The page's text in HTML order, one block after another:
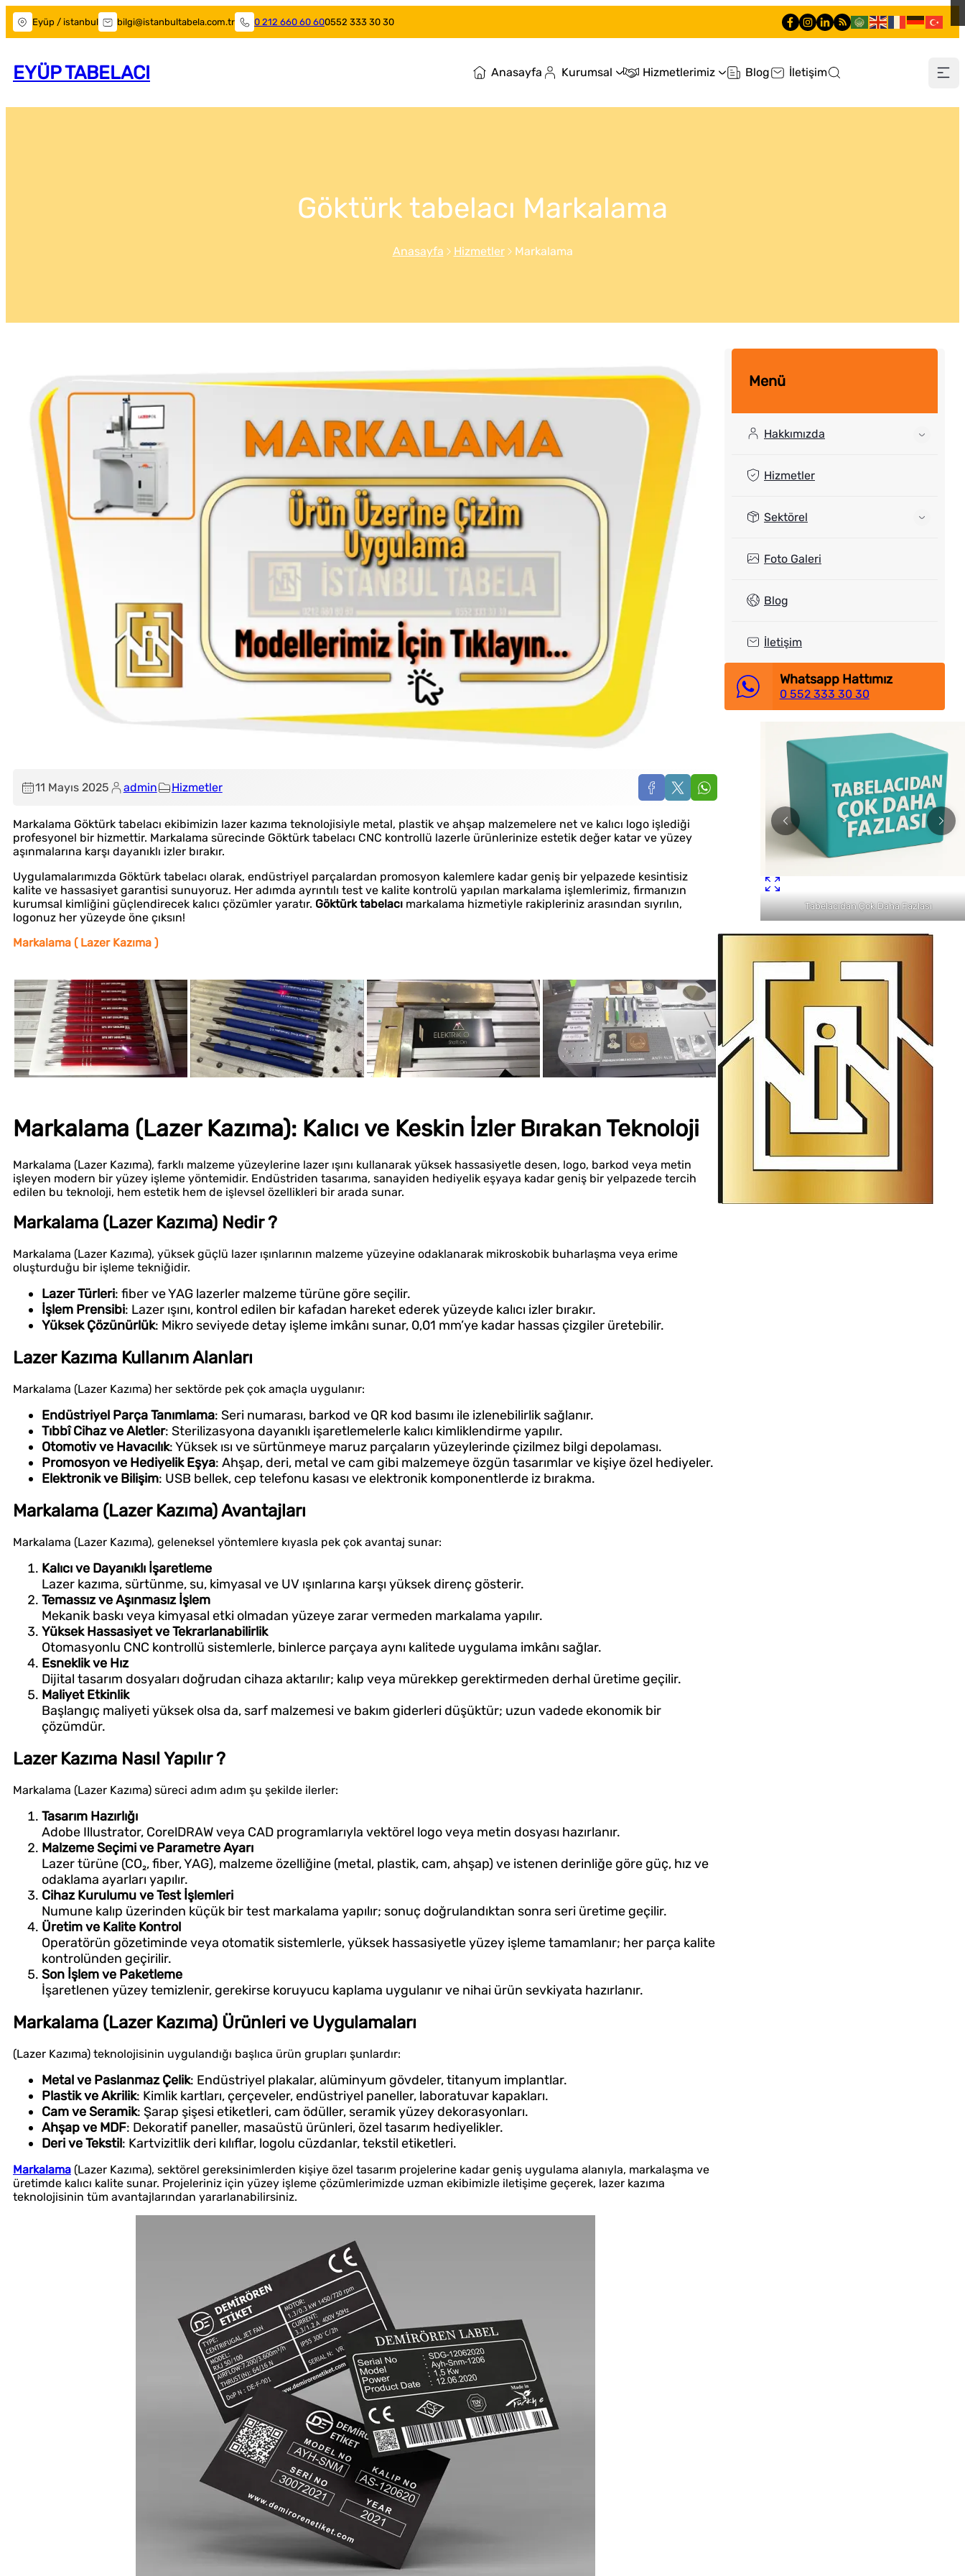
Eyüp / istanbul bilgi@istanbultabela.com.tr 0 212 660 60 600552 333 30 30
EYÜP TABELACI Anasayfa Kurumsal Hizmetlerimiz Blog İletişim
Göktürk tabelacı Markalama
Anasayfa Hizmetler Markalama
11 Mayıs 2025 admin Hizmetler
Markalama Göktürk tabelacı ekibimizin lazer kazıma teknolojisiyle metal, plastik ve ahşap malzemelere net ve kalıcı logo işlediği
profesyonel bir hizmettir. Markalama sürecinde Göktürk tabelacı CNC kontrollü lazerle ürünlerinize estetik değer katar ve yüzey
aşınmalarına karşı dayanıklı izler bırakır.
Uygulamalarımızda Göktürk tabelacı olarak, endüstriyel parçalardan promosyon kalemlere kadar geniş bir yelpazede kesintisiz
kalite ve hassasiyet garantisi sunuyoruz. Her adımda ayrıntılı test ve kalite kontrolü yapılan markalama işlemlerimiz, firmanızın
kurumsal kimliğini güçlendirecek kalıcı çözümler yaratır. Göktürk tabelacı markalama hizmetiyle rakipleriniz arasından sıyrılın,
logonuz her yüzeyde öne çıksın!
Markalama ( Lazer Kazıma )
Markalama (Lazer Kazıma): Kalıcı ve Keskin İzler Bırakan Teknoloji
Markalama (Lazer Kazıma), farklı malzeme yüzeylerine lazer ışını kullanarak yüksek hassasiyetle desen, logo, barkod veya metin
işleyen modern bir yüzey işleme yöntemidir. Endüstriden tasarıma, sanayiden hediyelik eşyaya kadar geniş bir yelpazede tercih
edilen bu teknoloji, hem estetik hem de işlevsel özellikleri bir arada sunar.
Markalama (Lazer Kazıma) Nedir ?
Markalama (Lazer Kazıma), yüksek güçlü lazer ışınlarının malzeme yüzeyine odaklanarak mikroskobik buharlaşma veya erime
oluşturduğu bir işleme tekniğidir.
Lazer Türleri: fiber ve YAG lazerler malzeme türüne göre seçilir.
İşlem Prensibi: Lazer ışını, kontrol edilen bir kafadan hareket ederek yüzeyde kalıcı izler bırakır.
Yüksek Çözünürlük: Mikro seviyede detay işleme imkânı sunar, 0,01 mm’ye kadar hassas çizgiler üretebilir.
Lazer Kazıma Kullanım Alanları
Markalama (Lazer Kazıma) her sektörde pek çok amaçla uygulanır:
Endüstriyel Parça Tanımlama: Seri numarası, barkod ve QR kod basımı ile izlenebilirlik sağlanır.
Tıbbî Cihaz ve Aletler: Sterilizasyona dayanıklı işaretlemelerle kalıcı kimliklendirme yapılır.
Otomotiv ve Havacılık: Yüksek ısı ve sürtünmeye maruz parçaların yüzeylerinde çizilmez bilgi depolaması.
Promosyon ve Hediyelik Eşya: Ahşap, deri, metal ve cam gibi malzemeye özgün tasarımlar ve kişiye özel hediyeler.
Elektronik ve Bilişim: USB bellek, cep telefonu kasası ve elektronik komponentlerde iz bırakma.
Markalama (Lazer Kazıma) Avantajları
Markalama (Lazer Kazıma), geleneksel yöntemlere kıyasla pek çok avantaj sunar:
Kalıcı ve Dayanıklı İşaretleme
Lazer kazıma, sürtünme, su, kimyasal ve UV ışınlarına karşı yüksek direnç gösterir.
Temassız ve Aşınmasız İşlem
Mekanik baskı veya kimyasal etki olmadan yüzeye zarar vermeden markalama yapılır.
Yüksek Hassasiyet ve Tekrarlanabilirlik
Otomasyonlu CNC kontrollü sistemlerle, binlerce parçaya aynı kalitede uygulama imkânı sağlar.
Esneklik ve Hız
Dijital tasarım dosyaları doğrudan cihaza aktarılır; kalıp veya mürekkep gerektirmeden derhal üretime geçilir.
Maliyet Etkinlik
Başlangıç maliyeti yüksek olsa da, sarf malzemesi ve bakım giderleri düşüktür; uzun vadede ekonomik bir
çözümdür.
Lazer Kazıma Nasıl Yapılır ?
Markalama (Lazer Kazıma) süreci adım adım şu şekilde ilerler:
Tasarım Hazırlığı
Adobe Illustrator, CorelDRAW veya CAD programlarıyla vektörel logo veya metin dosyası hazırlanır.
Malzeme Seçimi ve Parametre Ayarı
Lazer türüne (CO₂, fiber, YAG), malzeme özelliğine (metal, plastik, cam, ahşap) ve istenen derinliğe göre güç, hız ve
odaklama ayarları yapılır.
Cihaz Kurulumu ve Test İşlemleri
Numune kalıp üzerinden küçük bir test markalama yapılır; sonuç doğrulandıktan sonra seri üretime geçilir.
Üretim ve Kalite Kontrol
Operatörün gözetiminde veya otomatik sistemlerle, yüksek hassasiyetle yüzey işleme tamamlanır; her parça kalite
kontrolünden geçirilir.
Son İşlem ve Paketleme
İşaretlenen yüzey temizlenir, gerekirse koruyucu kaplama uygulanır ve nihai ürün sevkiyata hazırlanır.
Markalama (Lazer Kazıma) Ürünleri ve Uygulamaları
(Lazer Kazıma) teknolojisinin uygulandığı başlıca ürün grupları şunlardır:
Metal ve Paslanmaz Çelik: Endüstriyel plakalar, alüminyum gövdeler, titanyum implantlar.
Plastik ve Akrilik: Kimlik kartları, çerçeveler, endüstriyel paneller, laboratuvar kapakları.
Cam ve Seramik: Şarap şişesi etiketleri, cam ödüller, seramik yüzey dekorasyonları.
Ahşap ve MDF: Dekoratif paneller, masaüstü ürünleri, özel tasarım hediyelikler.
Deri ve Tekstil: Kartvizitlik deri kılıflar, logolu cüzdanlar, tekstil etiketleri.
Markalama (Lazer Kazıma), sektörel gereksinimlerden kişiye özel tasarım projelerine kadar geniş uygulama alanıyla, markalaşma ve
üretimde kalıcı kalite sunar. Projeleriniz için yüzey işleme çözümlerimizde uzman ekibimizle iletişime geçerek, lazer kazıma
teknolojisinin tüm avantajlarından yararlanabilirsiniz.
Menü
Hakkımızda
Hizmetler
Sektörel
Foto Galeri
Blog
İletişim
Whatsapp Hattımız
0 552 333 30 30
Çözüm Ortağınız Uygun Fiyat Kaliteli Hizmet Hızlı Teslimat Tabelacıdan Çok Daha Fazlası